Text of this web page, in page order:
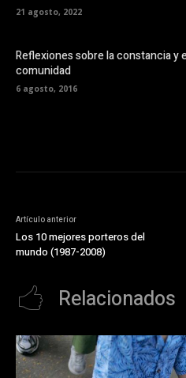
21 agosto, 2022
Reflexiones sobre la constancia y
comunidad
6 agosto, 2016
Artículo anterior
Los 10 mejores porteros del
mundo (1987-2008)
Relacionados